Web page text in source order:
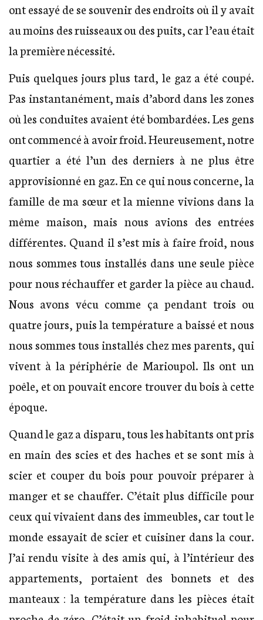
ont essayé de se souvenir des endroits où il y avait
au moins des ruisseaux ou des puits, car l’eau était
la première nécessité.
Puis quelques jours plus tard, le gaz a été coupé.
Pas instantanément, mais d’abord dans les zones
où les conduites avaient été bombardées. Les gens
ont commencé à avoir froid. Heureusement, notre
quartier a été l’un des derniers à ne plus être
approvisionné en gaz. En ce qui nous concerne, la
famille de ma sœur et la mienne vivions dans la
même maison, mais nous avions des entrées
différentes. Quand il s’est mis à faire froid, nous
nous sommes tous installés dans une seule pièce
pour nous réchauffer et garder la pièce au chaud.
Nous avons vécu comme ça pendant trois ou
quatre jours, puis la température a baissé et nous
nous sommes tous installés chez mes parents, qui
vivent à la périphérie de Marioupol. Ils ont un
poêle, et on pouvait encore trouver du bois à cette
époque.
Quand le gaz a disparu, tous les habitants ont pris
en main des scies et des haches et se sont mis à
scier et couper du bois pour pouvoir préparer à
manger et se chauffer. C’était plus difficile pour
ceux qui vivaient dans des immeubles, car tout le
monde essayait de scier et cuisiner dans la cour.
J’ai rendu visite à des amis qui, à l’intérieur des
appartements, portaient des bonnets et des
manteaux : la température dans les pièces était